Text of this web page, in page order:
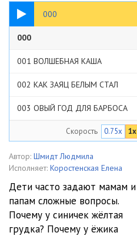
000
00:46
000
001 ВОЛШЕБНАЯ КАША
002 КАК ЗАЯЦ БЕЛЫМ СТАЛ
003 ОВЫЙ ГОД ДЛЯ БАРБОСА
004 РАДОСТЬ-РАДУГА
005 СКАЗКА О ЕЖЕ
007 СКАЗКА О КРАСОТЕ
008 СКАЗКА О СИНИЧКАХ
Скорость 0.75x 1x
Автор: Шмидт Людмила
Исполняет: Коростенская Елена
Дети часто задают мамам и
папам сложные вопросы.
Почему у синичек жёлтая
грудка? Почему у ёжика